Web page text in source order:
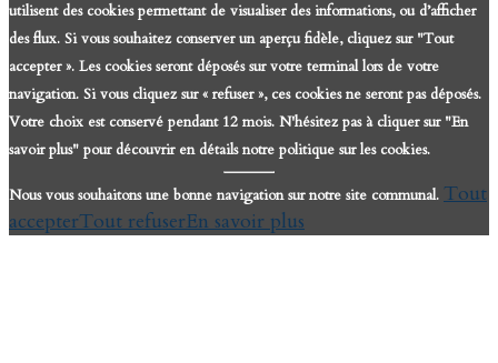
utilisent des cookies permettant de visualiser des informations, ou d’afficher
des flux. Si vous souhaitez conserver un aperçu fidèle, cliquez sur "Tout
accepter ». Les cookies seront déposés sur votre terminal lors de votre
navigation. Si vous cliquez sur « refuser », ces cookies ne seront pas déposés.
Votre choix est conservé pendant 12 mois. N'hésitez pas à cliquer sur "En
savoir plus" pour découvrir en détails notre politique sur les cookies.
Nous vous souhaitons une bonne navigation sur notre site communal. Tout
accepterTout refuserEn savoir plus